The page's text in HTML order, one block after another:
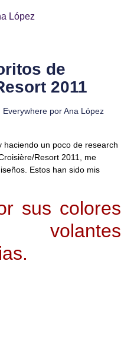
de
2011
Everywhere por Ana López
haciendo un poco de research
Resort 2011, me
Estos han sido mis
sus colores
volantes